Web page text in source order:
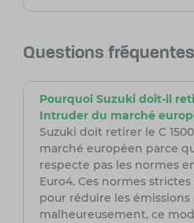
Questions fréquentes
Pourquoi Suzuki doit-il
Intruder du marché
Suzuki doit retirer le C
marché européen parce
respecte pas les normes
Euro4. Ces normes
pour réduire les émissions
malheureusement, ce